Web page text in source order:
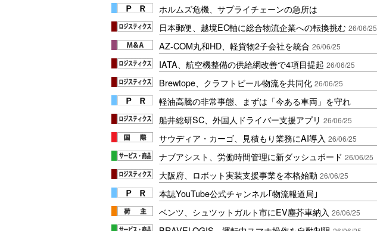
ホルムズ危機、サプライチェーンの急所は
日本郵便、越境EC軸に総合物流企業への転換挑む 26/06/25
AZ-COM丸和HD、軽貨物2子会社を統合 26/06/25
IATA、航空機整備の供給網改善で4項目提起 26/06/25
Brewtope、クラフトビール物流を共同化 26/06/25
軽油高騰の非常事態、まずは「今ある車両」を守れ
船井総研SC、外国人ドライバー支援アプリ 26/06/25
サウディア・カーゴ、見積もり業務にAI導入 26/06/25
ナブアシスト、労働時間管理に新ダッシュボード 26/06/25
大阪府、ロボット実装支援事業を本格始動 26/06/25
本誌YouTube公式チャンネル｢物流報道局｣
ベンツ、シュツットガルト市にEV塵芥車納入 26/06/25